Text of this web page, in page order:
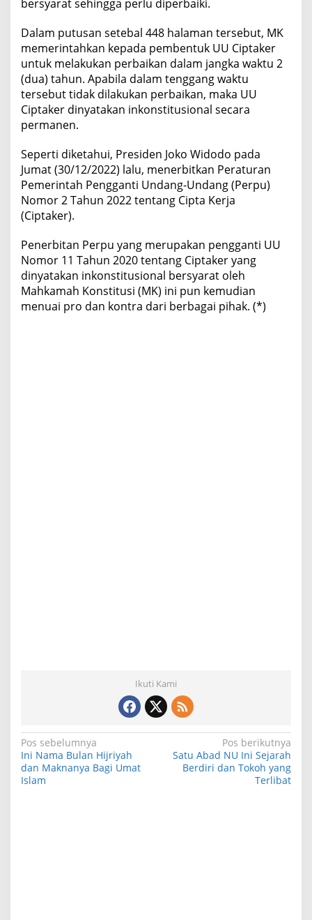
bersyarat sehingga perlu diperbaiki.
Dalam putusan setebal 448 halaman tersebut, MK
memerintahkan kepada pembentuk UU Ciptaker
untuk melakukan perbaikan dalam jangka waktu 2
(dua) tahun. Apabila dalam tenggang waktu
tersebut tidak dilakukan perbaikan, maka UU
Ciptaker dinyatakan inkonstitusional secara
permanen.
Seperti diketahui, Presiden Joko Widodo pada
Jumat (30/12/2022) lalu, menerbitkan Peraturan
Pemerintah Pengganti Undang-Undang (Perpu)
Nomor 2 Tahun 2022 tentang Cipta Kerja
(Ciptaker).
Penerbitan Perpu yang merupakan pengganti UU
Nomor 11 Tahun 2020 tentang Ciptaker yang
dinyatakan inkonstitusional bersyarat oleh
Mahkamah Konstitusi (MK) ini pun kemudian
menuai pro dan kontra dari berbagai pihak. (*)
Ikuti Kami
N
a
v
Pos sebelumnya
Ini Nama Bulan Hijriyah
dan Maknanya Bagi Umat
Islam
Pos berikutnya
Satu Abad NU Ini Sejarah
Berdiri dan Tokoh yang
Terlibat